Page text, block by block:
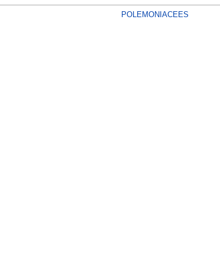
POLEMONIACEES